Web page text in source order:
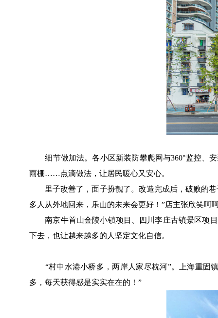
细节做加法。各小区新装防攀爬网与360°监控、安
雨棚……点滴做法，让居民暖心又安心。
里子改善了，面子扮靓了。改造完成后，破败的巷
多人从外地回来，乐山的未来会更好！”店主张欣笑呵
南京牛首山金陵小镇项目、四川李庄古镇景区项目
下去，也让越来越多的人坚定文化自信。
“村中水港小桥多，两岸人家尽枕河”。上海重固镇
多，每天获得感是实实在在的！”